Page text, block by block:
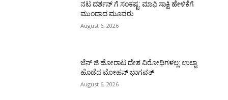
ನಟ ದರ್ಶನ್ ಗೆ ಸಂಕಷ್ಟ: ಮಾಫಿ ಸಾಕ್ಷಿ ಹೇಳಿಕೆಗೆ
ಮುಂದಾದ ಮೂವರು
August 6, 2026
ಜೆನ್ ಜಿ ಹೋರಾಟ ದೇಶ ವಿರೋಧಿಗಳಲ್ಲ: ಉಲ್ಟಾ
ಹೊಡೆದ ಮೋಹನ್ ಭಾಗವತ್
August 6, 2026